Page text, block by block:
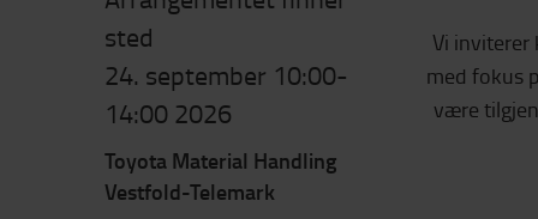
sted
24. september 10:00-
14:00 2026
Toyota Material Handling
Vestfold-Telemark
Vi inviterer
med fokus
være